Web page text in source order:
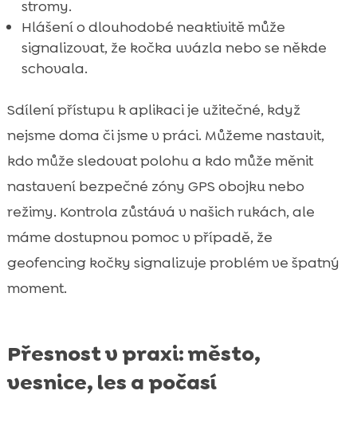
stromy.
Hlášení o dlouhodobé neaktivitě může
signalizovat, že kočka uvázla nebo se někde
schovala.
Sdílení přístupu k aplikaci je užitečné, když
nejsme doma či jsme v práci. Můžeme nastavit,
kdo může sledovat polohu a kdo může měnit
nastavení bezpečné zóny GPS obojku nebo
režimy. Kontrola zůstává v našich rukách, ale
máme dostupnou pomoc v případě, že
geofencing kočky signalizuje problém ve špatný
moment.
Přesnost v praxi: město,
vesnice, les a počasí